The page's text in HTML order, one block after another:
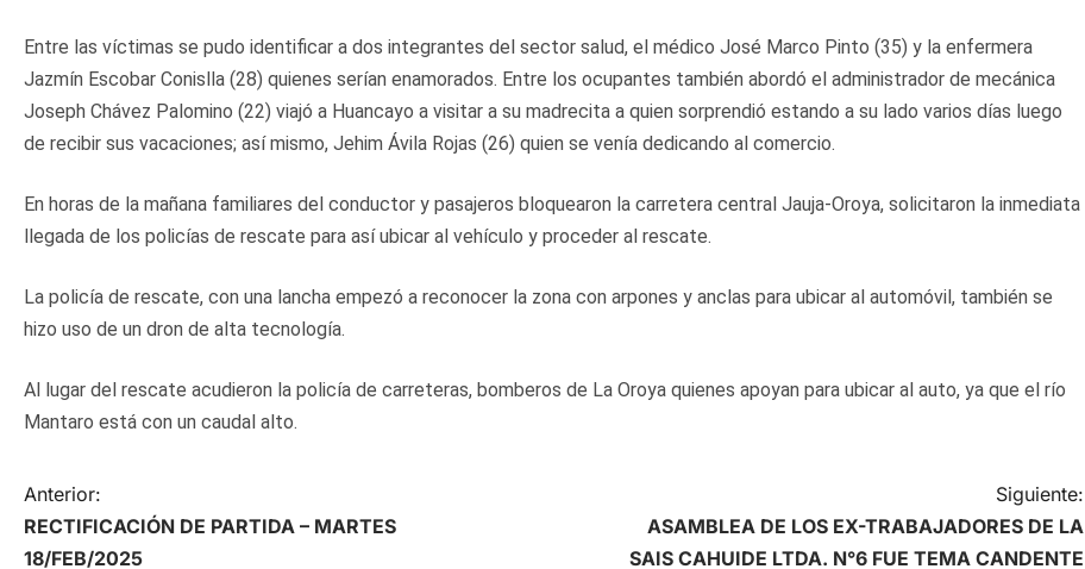
Entre las víctimas se pudo identificar a dos integrantes del sector salud, el médico José Marco Pinto (35) y la enfermera
Jazmín Escobar Conislla (28) quienes serían enamorados. Entre los ocupantes también abordó el administrador de mecánica
Joseph Chávez Palomino (22) viajó a Huancayo a visitar a su madrecita a quien sorprendió estando a su lado varios días luego
de recibir sus vacaciones; así mismo, Jehim Ávila Rojas (26) quien se venía dedicando al comercio.
En horas de la mañana familiares del conductor y pasajeros bloquearon la carretera central Jauja-Oroya, solicitaron la inmediata
llegada de los policías de rescate para así ubicar al vehículo y proceder al rescate.
La policía de rescate, con una lancha empezó a reconocer la zona con arpones y anclas para ubicar al automóvil, también se
hizo uso de un dron de alta tecnología.
Al lugar del rescate acudieron la policía de carreteras, bomberos de La Oroya quienes apoyan para ubicar al auto, ya que el río
Mantaro está con un caudal alto.
N
a
Anterior:
RECTIFICACIÓN DE PARTIDA – MARTES
18/FEB/2025
Siguiente:
ASAMBLEA DE LOS EX-TRABAJADORES DE LA
SAIS CAHUIDE LTDA. N°6 FUE TEMA CANDENTE